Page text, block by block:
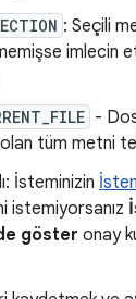
: Seçili
imlecin
-
tüm metni
İsteminizin
istemiyorsanız
göster onay